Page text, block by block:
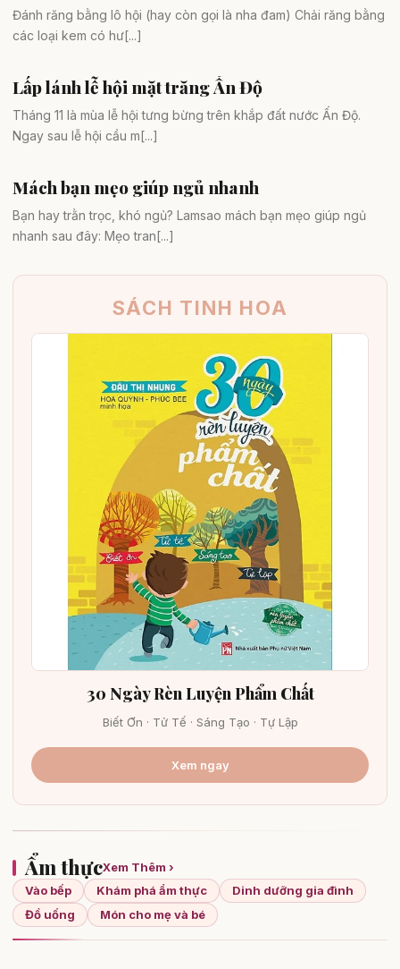
Đánh răng bằng lô hội (hay còn gọi là nha đam) Chải răng bằng
các loại kem có hư[...]
Khám phá
Lấp lánh lễ hội mặt trăng Ấn Độ
Tháng 11 là mùa lễ hội tưng bừng trên khắp đất nước Ấn Độ.
Ngay sau lễ hội cầu m[...]
Mẹo hay
Mách bạn mẹo giúp ngủ nhanh
Bạn hay trằn trọc, khó ngủ? Lamsao mách bạn mẹo giúp ngủ
nhanh sau đây: Mẹo tran[...]
SÁCH TINH HOA
30 Ngày Rèn Luyện Phẩm Chất
Biết Ơn · Tử Tế · Sáng Tạo · Tự Lập
Xem ngay
Ẩm thực
Vào bếp Khám phá ẩm thực
Dinh dưỡng gia đình
Đồ uống
Món cho mẹ và bé
Xem Thêm ›